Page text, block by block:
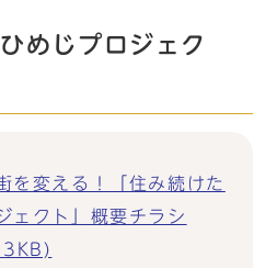
めじプロジェク
を変える！「住み続けた
ェクト」概要チラシ